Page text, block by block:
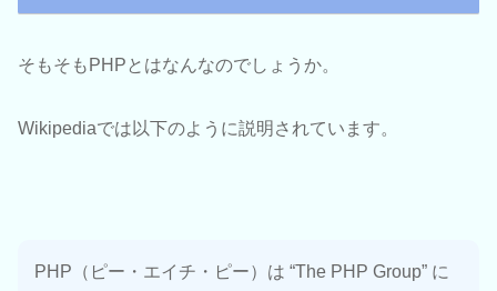
そもそもPHPとはなんなのでしょうか。
Wikipediaでは以下のように説明されています。
PHP（ピー・エイチ・ピー）は “The PHP Group” に